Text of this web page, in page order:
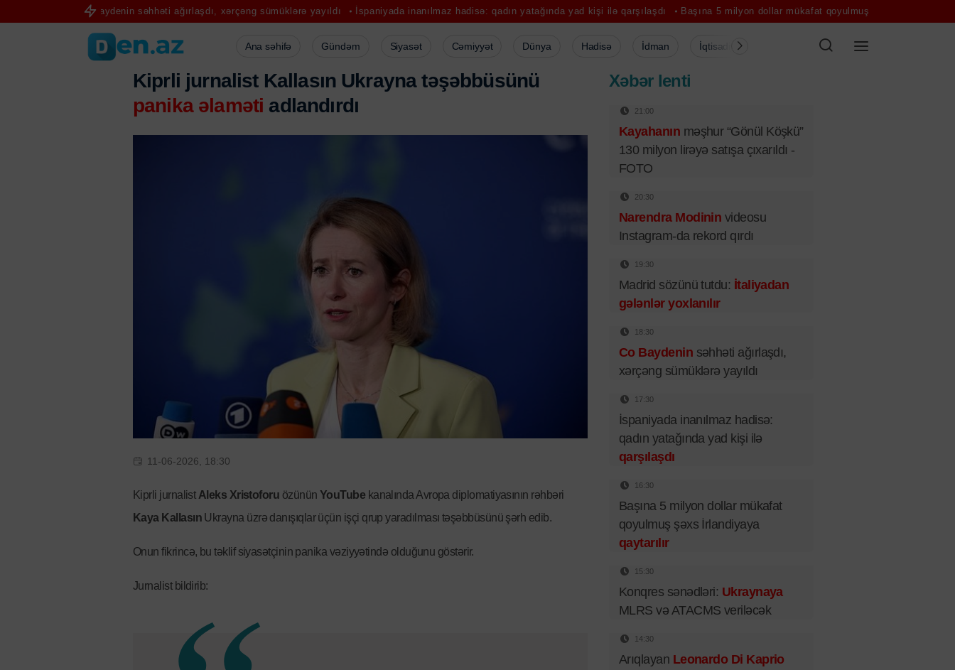
Co Baydenin səhhəti ağırlaşdı, xərçəng sümüklərə yayıldı İspaniyada inanılmaz hadisə: qadın yatağında yad kişi ilə qarşılaşdı Başına 5 milyon dollar mükafat qoyulmuş şəxs İrlandiyaya qaytarılır
Ana səhifə Gündəm Siyasət Cəmiyyət Dünya Hadisə İdman İqtisadiyyat Şou-biznes Müsahibə
Kiprli jurnalist Kallasın Ukrayna təşəbbüsünü
panika əlaməti adlandırdı
11-06-2026, 18:30
Kiprli jurnalist Aleks Xristoforu özünün YouTube kanalında Avropa diplomatiyasının rəhbəri
Kaya KallasınUkrayna üzrə danışıqlar üçün işçi qrup yaradılması təşəbbüsünü şərh edib.
Onun fikrincə, bu təklif siyasətçinin panika vəziyyətində olduğunu göstərir.
Jurnalist bildirib:
Xəbər lenti
21:00
Kayahanın məşhur “Gönül Köşkü”
130 milyon lirəyə satışa çıxarıldı -
FOTO
20:30
Narendra Modinin videosu
Instagram-da rekord qırdı
19:30
Madrid sözünü tutdu: İtaliyadan
gələnlər yoxlanılır
18:30
Co Baydenin səhhəti ağırlaşdı,
xərçəng sümüklərə yayıldı
17:30
İspaniyada inanılmaz hadisə:
qadın yatağında yad kişi ilə
qarşılaşdı
16:30
Başına 5 milyon dollar mükafat
qoyulmuş şəxs İrlandiyaya
qaytarılır
15:30
Konqres sənədləri: Ukraynaya
MLRS və ATACMS veriləcək
14:30
Arıqlayan Leonardo Di Kaprio